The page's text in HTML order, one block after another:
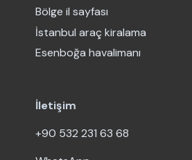
Bölge il sayfası
İstanbul araç kiralama
Esenboğa havalimanı
İletişim
+90 532 231 63 68